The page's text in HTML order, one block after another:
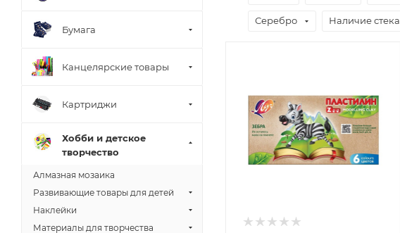
Серебро Наличие стека
Бумага
Канцелярские товары
Картриджи
Хобби и детское
творчество
Алмазная мозаика
Развивающие товары для детей
Наклейки
Материалы для творчества